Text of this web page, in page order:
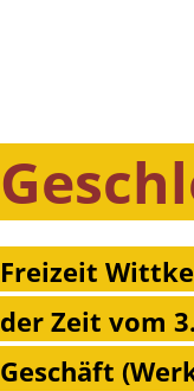
Freizeit
der Zeit vom
Geschäft